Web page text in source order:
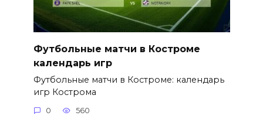
Футбольные матчи в Костроме
календарь игр
Футбольные матчи в Костроме: календарь
игр Кострома
0 560